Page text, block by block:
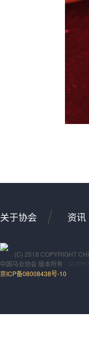
关于协会 资讯
(C) 2018 COPYRIGHT
中国马业协会 版本所有
京ICP备08008438号-10